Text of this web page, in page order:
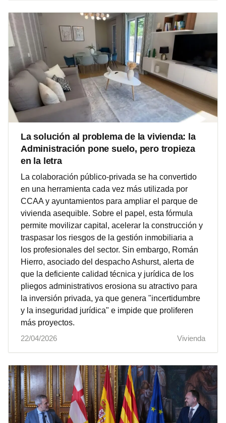
La solución al problema de la vivienda: la
Administración pone suelo, pero tropieza
en la letra
La colaboración público‑privada se ha convertido
en una herramienta cada vez más utilizada por
CCAA y ayuntamientos para ampliar el parque de
vivienda asequible. Sobre el papel, esta fórmula
permite movilizar capital, acelerar la construcción y
traspasar los riesgos de la gestión inmobiliaria a
los profesionales del sector. Sin embargo, Román
Hierro, asociado del despacho Ashurst, alerta de
que la deficiente calidad técnica y jurídica de los
pliegos administrativos erosiona su atractivo para
la inversión privada, ya que genera "incertidumbre
y la inseguridad jurídica" e impide que proliferen
más proyectos.
22/04/2026
Vivienda